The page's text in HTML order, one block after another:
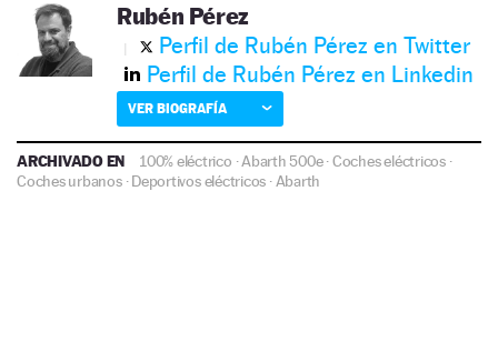
Rubén Pérez
Perfil de Rubén Pérez en Twitter
Perfil de Rubén Pérez en Linkedin
VER BIOGRAFÍA
ARCHIVADO EN 100% eléctrico ·Abarth 500e·Coches eléctricos ·
Coches urbanos·Deportivos eléctricos · Abarth